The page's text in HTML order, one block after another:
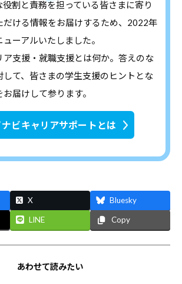
役割と責務を担っている皆さまに寄り
だける情報をお届けするため、2022年
ーアルいたしました。
ア支援・就職支援とは何か。答えのな
して、皆さまの学生支援のヒントとな
届けして参ります。
ナビキャリアサポートとは
X
Bluesky
LINE Copy
あわせて読みたい